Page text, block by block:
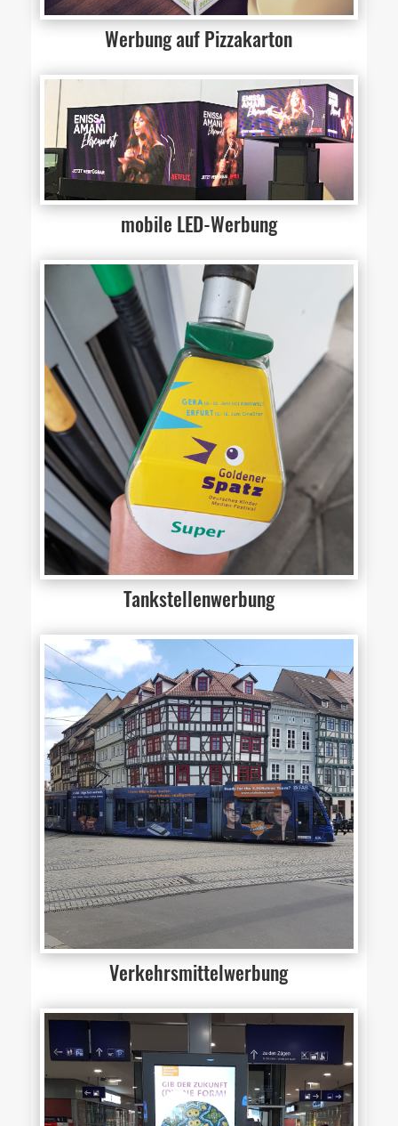
Werbung auf Pizzakarton
mobile LED-Werbung
Tankstellenwerbung
Verkehrsmittelwerbung